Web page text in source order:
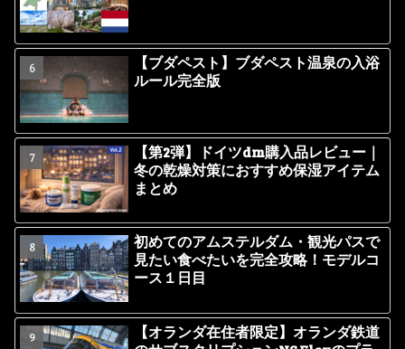
【ブダペスト】ブダペスト温泉の入浴
ルール完全版
【第2弾】ドイツdm購入品レビュー｜
冬の乾燥対策におすすめ保湿アイテム
まとめ
初めてのアムステルダム・観光パスで
見たい食べたいを完全攻略！モデルコ
ース１日目
【オランダ在住者限定】オランダ鉄道